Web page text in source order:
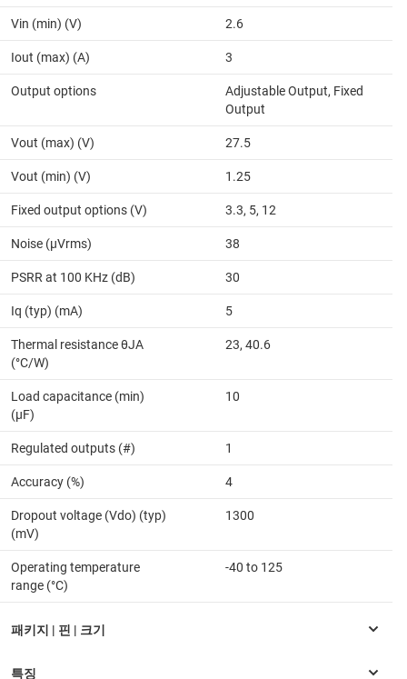
Vin (min) (V) 2.6
Iout (max) (A) 3
Output options
Adjustable Output, Fixed
Output
Vout (max) (V) 27.5
Vout (min) (V) 1.25
Fixed output options (V) 3.3, 5, 12
Noise (µVrms) 38
PSRR at 100 KHz (dB) 30
Iq (typ) (mA) 5
Thermal resistance θJA
(°C/W)
23, 40.6
Load capacitance (min)
(µF)
10
Regulated outputs (#) 1
Accuracy (%) 4
Dropout voltage (Vdo) (typ)
(mV)
1300
Operating temperature
range (°C)
-40 to 125